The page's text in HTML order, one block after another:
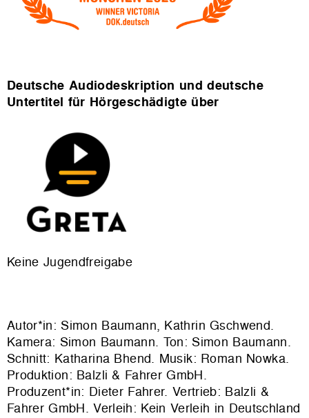
Deutsche Audiodeskription und deutsche
Untertitel für Hörgeschädigte über
Keine Jugendfreigabe
Autor*in: Simon Baumann, Kathrin Gschwend.
Kamera: Simon Baumann. Ton: Simon Baumann.
Schnitt: Katharina Bhend. Musik: Roman Nowka.
Produktion: Balzli & Fahrer GmbH.
Produzent*in: Dieter Fahrer. Vertrieb: Balzli &
Fahrer GmbH. Verleih: Kein Verleih in Deutschland